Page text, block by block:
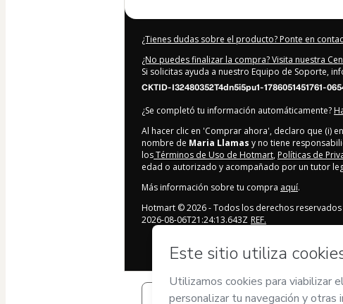
¿Tienes dudas sobre el producto? Ponte en
¿No puedes finalizar la compra? Visita nuestra
Si solicitas ayuda a nuestro Equipo de Soporte,
CKTID-I32480352T4dn5i5pu1-1786051451761-
¿Se completó tu información automáticamente?
Al hacer clic en 'Comprar ahora', declaro que (i)
nombre de Maria Llamas y no tiene
losTérminos de Uso de Hotmart, Políticas de
edad o autorizado y acompañado por un tutor
Más información sobre tu compra aquí.
Hotmart ©2026- Todos los derechos reservados
2026-08-06T21:24:13.643Z REF.